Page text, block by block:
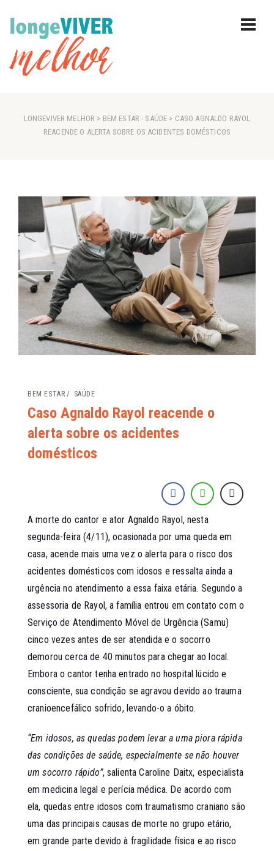
LONGEVIVER MELHOR > BEM ESTAR - SAÚDE > CASO AGNALDO RAYOL
REACENDE O ALERTA SOBRE OS ACIDENTES DOMÉSTICOS
BEM ESTAR SAÚDE
Caso Agnaldo Rayol reacende o
alerta sobre os acidentes
domésticos
A morte do cantor e ator Agnaldo Rayol, nesta
segunda-feira (4/11), ocasionada por uma queda em
casa, acende mais uma vez o alerta para o risco dos
acidentes domésticos com idosos e ressalta ainda a
urgência no atendimento a essa faixa etária. Segundo a
assessoria de Rayol, a família entrou em contato com o
Serviço de Atendimento Móvel de Urgência (Samu)
cinco vezes antes de ser atendida e o socorro
demorou cerca de 40 minutos para chegar ao local.
Embora o cantor tenha entrado no hospital lúcido e
consciente, sua condição se agravou devido ao trauma
cranioencefálico sofrido, levando-o a óbito.
“Em idosos, as quedas podem levar a uma piora rápida
das condições de saúde, especialmente se não houver
um socorro rápido”, salienta Caroline Daitx, especialista
em medicina legal e perícia médica. De acordo com
ela, quedas entre idosos com traumatismo craniano são
uma das principais causas de morte no grupo etário,
em grande parte devido à fragilidade física e ao risco